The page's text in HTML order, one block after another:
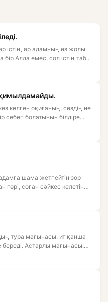
істің, әр адамның өз жолы
Алла емес, сол істің таб...
келген оқиғаның, сөздің не
себеп болатынын білдіре...
шама жетпейтін зор
гөрі, соған сәйкес келетін
тура мағынасы: ит қанша
Астарлы мағынасы: